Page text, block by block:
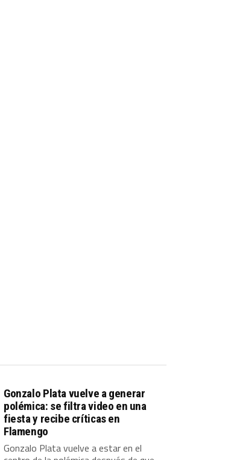
Gonzalo Plata vuelve a generar
polémica: se filtra video en una
fiesta y recibe críticas en
Flamengo
Gonzalo Plata vuelve a estar en el